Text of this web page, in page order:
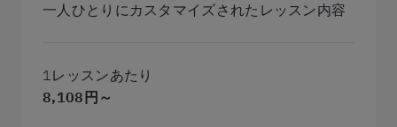
一人ひとりにカスタマイズされたレッスン内容
1レッスンあたり
8,108円～